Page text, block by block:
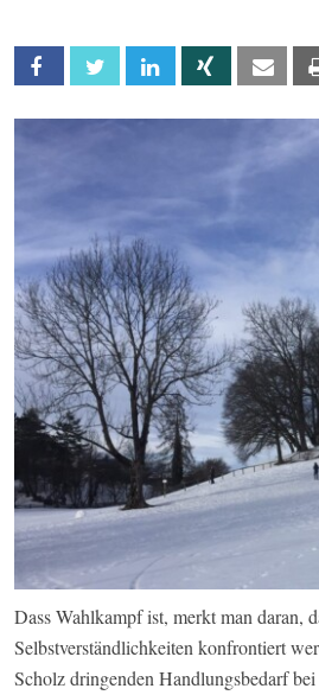
Facebook Twitter Linkedin Xing
Dass Wahlkampf ist, merkt man daran,
Selbstverständlichkeiten konfrontiert
Scholz dringenden Handlungsbedarf